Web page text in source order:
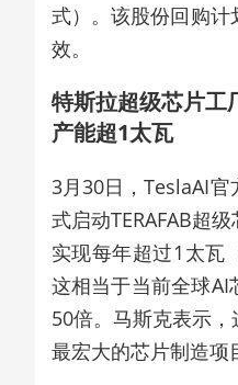
式）。该股份回购
效。
特斯拉超级芯片工
产能超1太瓦
3月30日，TeslaAI
式启动TERAFAB超
实现每年超过1太瓦
这相当于当前全球AI
50倍。马斯克表示
最宏大的芯片制造项